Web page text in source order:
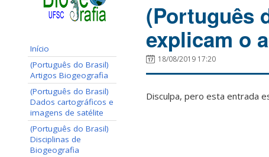
Início
(Português do Brasil)
Artigos Biogeografia
(Português do Brasil)
Dados cartográficos e
imagens de satélite
(Português do Brasil)
Disciplinas de
Biogeografia
(Português
explicam o
18/08/2019 17:20
Disculpa, pero esta entrada